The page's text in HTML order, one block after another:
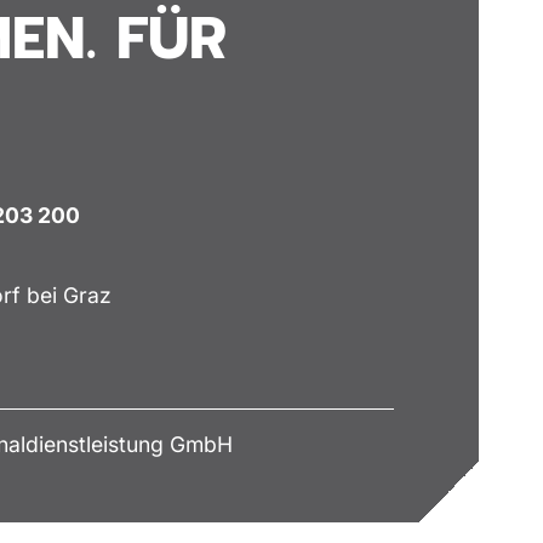
FÜR
200
bei Graz
GmbH